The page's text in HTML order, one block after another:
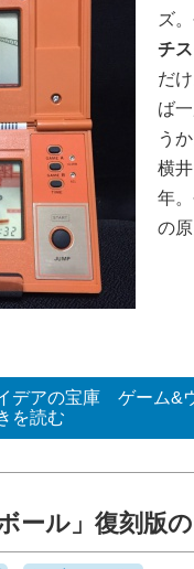
ズ
チ
だ
ば
うか
横
年
の
デアの宝庫 ゲーム&
を読む
ール」復刻版